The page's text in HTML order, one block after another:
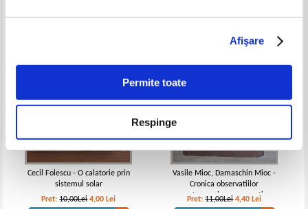
Afişare
Permite toate
Respinge
Cecil Folescu - O calatorie prin
sistemul solar
Pret:10,00Lei 4,00 Lei
Vasile Mioc, Damaschin Mioc -
Cronica observatiilor
astronomice romanesti
Pret:11,00Lei 4,40 Lei